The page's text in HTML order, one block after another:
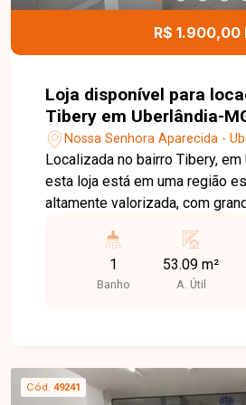
R$ 1.900,00
Loja disponível para
Tibery em Uberlândia-
Nossa Senhora Aparecida -
Localizada no bairro Tibery, em
esta loja está em uma região
altamente valorizada, com
cidade e proximidade com
áreas residenciais. O bairro é
excelente infraestrutura e
espaço funcional e bem
escritórios, consultórios ou
1
Banho
53.09 m²
A. Útil
Cód. 49241